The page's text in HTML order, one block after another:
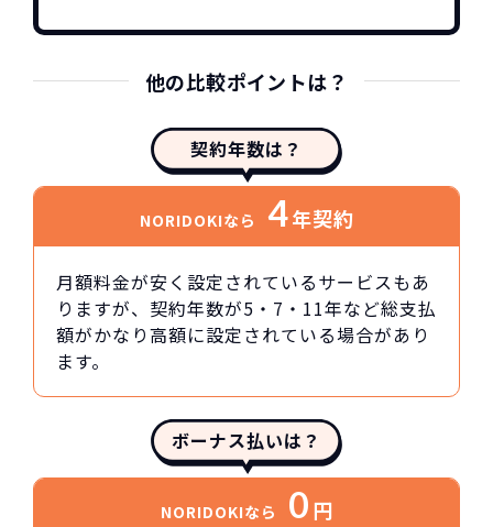
他の比較ポイントは？
契約年数は？
NORIDOKIなら 4年契約
月額料金が安く設定されているサービスもあ
りますが、契約年数が5・7・11年など総支払
額がかなり高額に設定されている場合があり
ます。
ボーナス払いは？
NORIDOKIなら 0円